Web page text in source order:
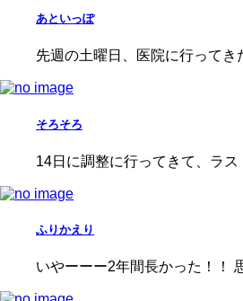
あといっぽ
先週の土曜日、医院に行って
そろそろ
14日に調整に行ってきて、ラ
ふりかえり
いやーーー2年間長かった！！